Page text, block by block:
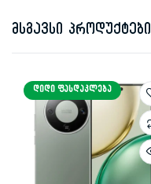
მსგავსი პროდუქტები
ᲓᲘᲓᲘ ᲤᲐᲡᲓᲐᲙᲚᲔᲑᲐ